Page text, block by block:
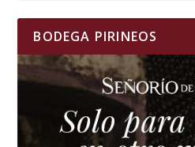
BODEGA PIRINEOS